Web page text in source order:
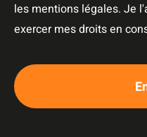
les mentions légales. Je
exercer mes droits en